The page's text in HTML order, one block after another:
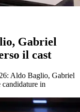
Gabriel
il cast
Aldo Baglio, Gabriel
in